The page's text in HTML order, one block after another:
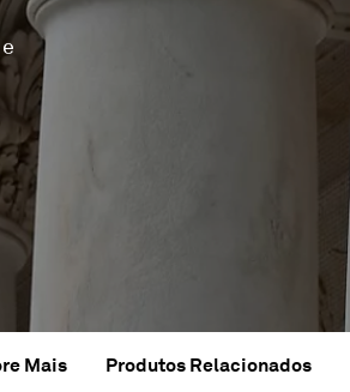
Mais Produtos Relacionados